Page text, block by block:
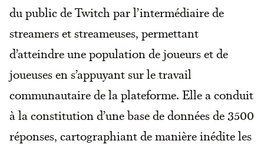
du public de Twitch par l’intermédiaire de
streamers et streameuses, permettant
d’atteindre une population de joueurs et de
joueuses en s’appuyant sur le travail
communautaire de la plateforme. Elle a conduit
à la constitution d’une base de données de 3500
réponses, cartographiant de manière inédite les